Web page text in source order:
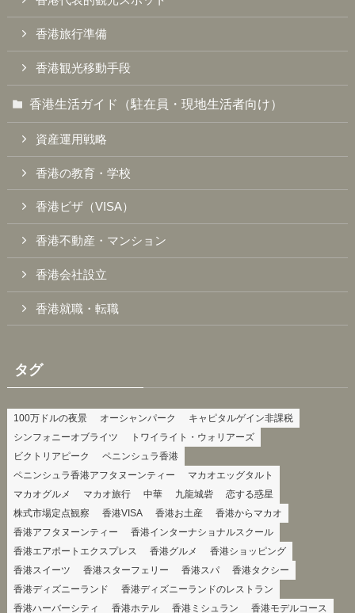
香港旅行準備
香港観光移動手段
香港生活ガイド（駐在員・現地生活者向け）
資産運用戦略
香港の教育・学校
香港ビザ（VISA）
香港不動産・マンション
香港会社設立
香港就職・転職
タグ
100万ドルの夜景 オーシャンパーク
キャピタルゲイン非課税
シンフォニーオブライツ
トワイライト・ウォリアーズ
ビクトリアピーク
ペニンシュラ香港
ペニンシュラ香港アフタヌーンティー
マカオエッグタルト
マカオグルメ
マカオ旅行 中華 九龍城砦
恋する惑星
株式市場定点観察
香港VISA 香港お土産
香港からマカオ
香港アフタヌーンティー
香港インターナショナルスクール
香港エアポートエクスプレス
香港グルメ
香港ショッピング
香港スイーツ
香港スターフェリー 香港スパ
香港タクシー
香港ディズニーランド
香港ディズニーランドのレストラン
香港ハーバーシティ
香港ホテル 香港ミシュラン 香港モデルコース